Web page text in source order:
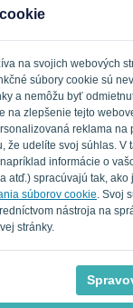
na svojich webových
súbory cookie sú
a nemôžu byť
na zlepšenie tejto
reklama na
že udelíte svoj súhlas. V
informácie o
atď.) spracúvajú tak, ako
súborov cookie . Svoj
nástroja na
stránky.
“.
ODOSLAŤ ODKAZ
Service